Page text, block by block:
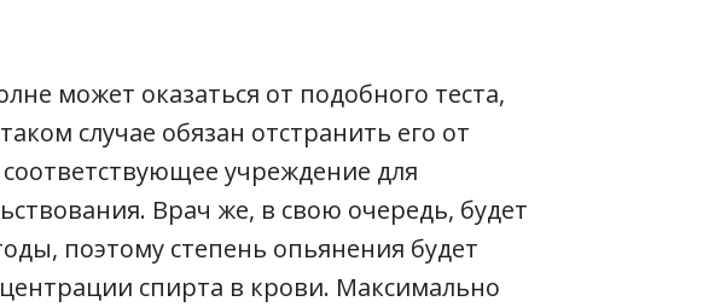
может оказаться от подобного теста,
случае обязан отстранить его от
учреждение для
Врач же, в свою очередь, будет
поэтому степень опьянения будет
спирта в крови. Максимально